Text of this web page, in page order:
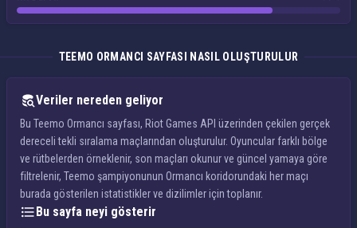
TEEMO ORMANCI SAYFASI NASIL OLUŞTURULUR
Veriler nereden geliyor
Bu Teemo Ormancı sayfası, Riot Games API üzerinden çekilen gerçek
dereceli tekli sıralama maçlarından oluşturulur. Oyuncular farklı bölge
ve rütbelerden örneklenir, son maçları okunur ve güncel yamaya göre
filtrelenir, Teemo şampiyonunun Ormancı koridorundaki her maçı
burada gösterilen istatistikler ve dizilimler için toplanır.
Bu sayfa neyi gösterir